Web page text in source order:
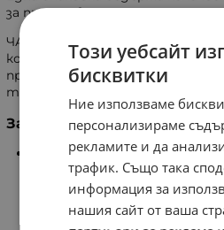
за приготвянето на 30 до 40
ЧАЙ СЛИМ представлява
консумация през всеки сезон.
предпочитания, напитката
топла, така и добре охладена.
За серията
Водеща в развитието на
създаване на продукти,
общо състояние. В
сътрудничество с
преработката на билки и
Този уебсайт
бисквитки
Ние използваме
персонализираме
рекламите и да
трафик. Също така
информация за
нашия сайт от ваша